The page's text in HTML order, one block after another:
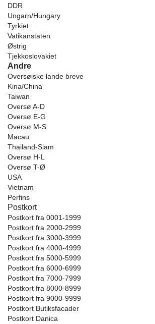
DDR
Ungarn/Hungary
Tyrkiet
Vatikanstaten
Østrig
Tjekkoslovakiet
Andre
Oversøiske lande breve
Kina/China
Taiwan
Oversø A-D
Oversø E-G
Oversø M-S
Macau
Thailand-Siam
Oversø H-L
Oversø T-Ø
USA
Vietnam
Perfins
Postkort
Postkort fra 0001-1999
Postkort fra 2000-2999
Postkort fra 3000-3999
Postkort fra 4000-4999
Postkort fra 5000-5999
Postkort fra 6000-6999
Postkort fra 7000-7999
Postkort fra 8000-8999
Postkort fra 9000-9999
Postkort Butiksfacader
Postkort Danica